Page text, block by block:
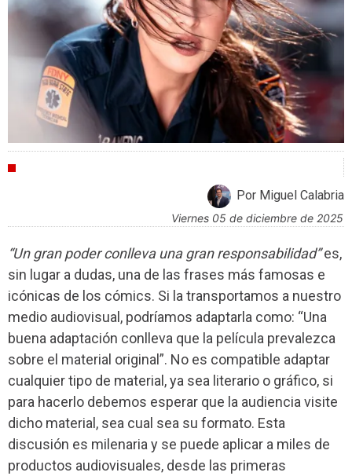
Por Miguel Calabria
viernes 05 de diciembre de 2025
“Un gran poder conlleva una gran responsabilidad”es,
sin lugar a dudas, una de las frases más famosas e
icónicas de los cómics. Si la transportamos a nuestro
medio audiovisual, podríamos adaptarla como: “Una
buena adaptación conlleva que la película prevalezca
sobre el material original”. No es compatible adaptar
cualquier tipo de material, ya sea literario o gráfico, si
para hacerlo debemos esperar que la audiencia visite
dicho material, sea cual sea su formato. Esta
discusión es milenaria y se puede aplicar a miles de
productos audiovisuales, desde las primeras